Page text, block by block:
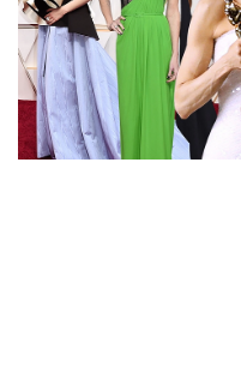
КОНТАКТЫ
ПОЛУЧИТЬ
ЖУРНАЛ
КИНОРЕПОРТЕР